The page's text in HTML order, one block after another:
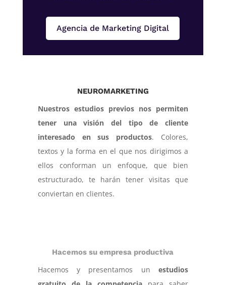
Agencia de Marketing Digital
NEUROMARKETING
Nuestros estudios previos nos permiten
tener una visión del tipo de cliente
interesado en sus productos. Colores,
textos y la forma en el que nos dirigimos a
ellos conforman un enfoque, que bien
estructurado, te harán tener visitas que
conviertan en clientes.
Hacemos su empresa productiva
Hacemos y presentamos unestudios